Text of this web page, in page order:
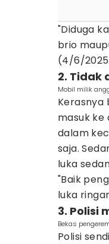
"Diduga
brio
(4/6/
2. Tidak
Mobil milik
Kerasnya
masuk ke
dalam
saja.
luka
"Baik
luka
3. Polisi
Bekas
Polisi